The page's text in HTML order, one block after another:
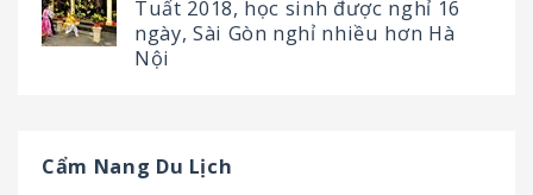
Tuất 2018, học sinh được nghỉ 16
ngày, Sài Gòn nghỉ nhiều hơn Hà
Nội
Cẩm Nang Du Lịch